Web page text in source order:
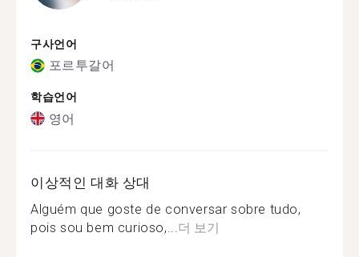
구사언어
포르투갈어
학습언어
영어
이상적인 대화 상대
Alguém que goste de conversar sobre tudo,
pois sou bem curioso,... 더 보기